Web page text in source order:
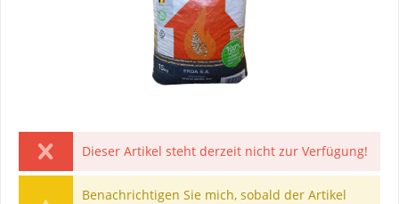
Dieser Artikel steht derzeit nicht zur Verfügung!
Benachrichtigen Sie mich, sobald der Artikel